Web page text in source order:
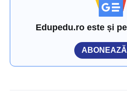
Edupedu.ro este și